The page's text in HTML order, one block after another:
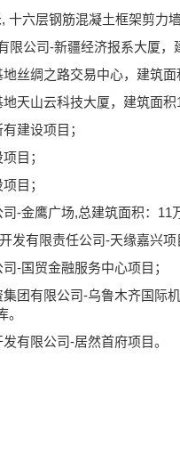
十六层钢筋混凝土框架剪力
限公司-新疆经济报系大厦
丝绸之路交易中心，建筑
天山云科技大厦，建筑面
建设项目；
目；
目；
-金鹰广场,总建筑面积：
发有限责任公司-天缘嘉兴
-国贸金融服务中心项目；
团有限公司-乌鲁木齐国际
有限公司-居然首府项目。